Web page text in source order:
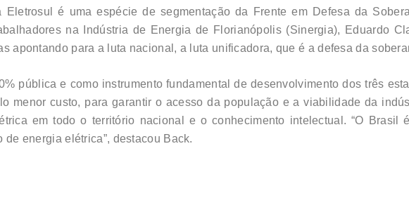
é uma espécie de segmentação da Frente em Defesa da
na Indústria de Energia de Florianópolis (Sinergia), Eduardo
apontando para a luta nacional, a luta unificadora, que é a defesa da
pública e como instrumento fundamental de desenvolvimento dos três
menor custo, para garantir o acesso da população e a viabilidade da
em todo o território nacional e o conhecimento intelectual. “O Brasil
energia elétrica”, destacou Back.